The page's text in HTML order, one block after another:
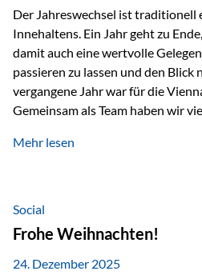
Der Jahreswechsel ist traditionell
Innehaltens. Ein Jahr geht zu
damit auch eine wertvolle
passieren zu lassen und den Blick
vergangene Jahr war für die
Gemeinsam als Team haben wir
Veranstaltungen wie der
starkes Miteinander ist. Neben
Erlebnissen konnten wir…
Mehr lesen
Social
Frohe Weihnachten!
24. Dezember 2025